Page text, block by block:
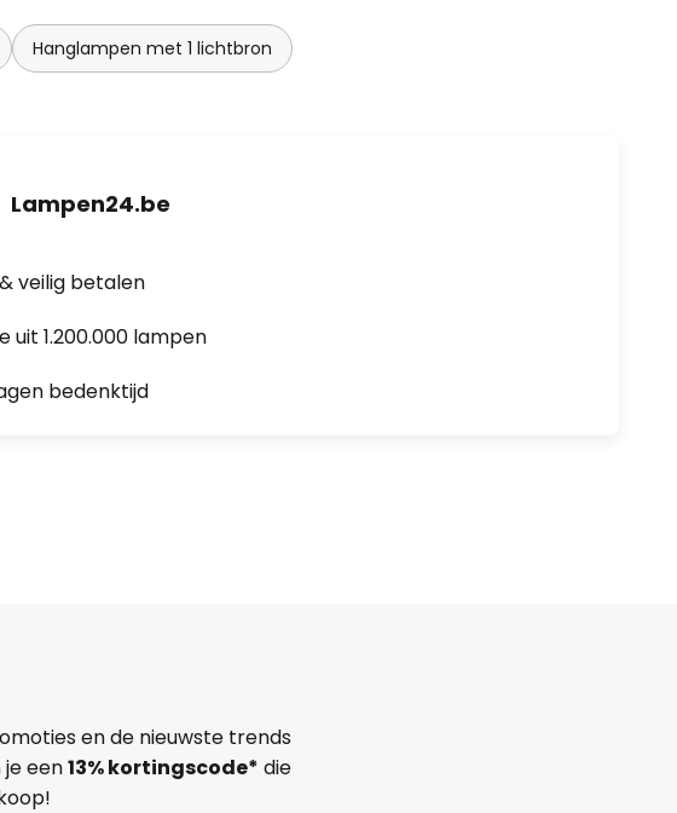
Hanglampen met 1 lichtbron
Lampen24.be
veilig betalen
uit 1.200.000 lampen
bedenktijd
en de nieuwste trends
een13%kortingscode* die